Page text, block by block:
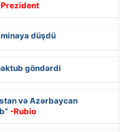
düşdü
göndərdi
və Azərbaycan
-Rubio